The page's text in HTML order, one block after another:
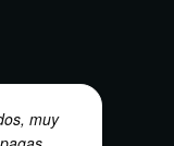
muy